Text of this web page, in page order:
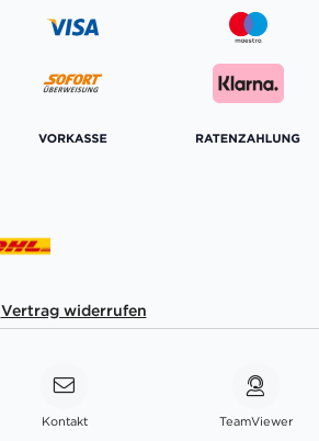
Vertrag widerrufen
Kontakt TeamViewer